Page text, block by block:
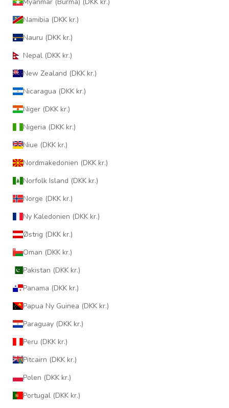
Myanmar (Burma) (DKK kr.)
Namibia (DKK kr.)
Nauru (DKK kr.)
Nepal (DKK kr.)
New Zealand (DKK kr.)
Nicaragua (DKK kr.)
Niger (DKK kr.)
Nigeria (DKK kr.)
Niue (DKK kr.)
Nordmakedonien (DKK kr.)
Norfolk Island (DKK kr.)
Norge (DKK kr.)
Ny Kaledonien (DKK kr.)
Østrig (DKK kr.)
Oman (DKK kr.)
Pakistan (DKK kr.)
Panama (DKK kr.)
Papua Ny Guinea (DKK kr.)
Paraguay (DKK kr.)
Peru (DKK kr.)
Pitcairn (DKK kr.)
Polen (DKK kr.)
Portugal (DKK kr.)